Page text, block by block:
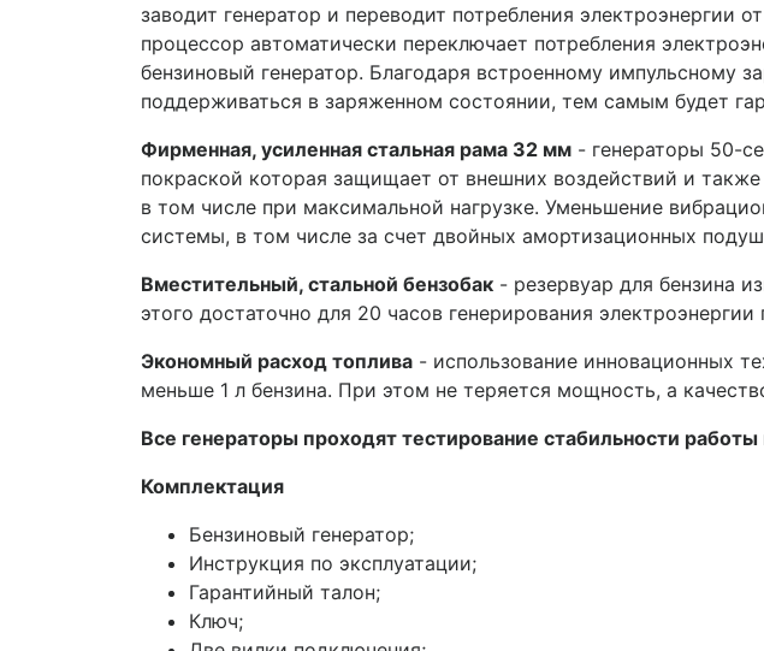
заводит генератор и переводит потребления электроэнергии
процессор автоматически переключает потребления
бензиновый генератор. Благодаря встроенному импульсному
поддерживаться в заряженном состоянии, тем самым будет
Фирменная, усиленная стальная рама 32 мм - генераторы 50-
покраской которая защищает от внешних воздействий и
в том числе при максимальной нагрузке. Уменьшение
системы, в том числе за счет двойных амортизационных
Вместительный, стальной бензобак - резервуар для бензина
этого достаточно для 20 часов генерирования электроэнергии
Экономный расход топлива - использование инновационных
меньше 1 л бензина. При этом не теряется мощность, а
Все генераторы проходят тестирование стабильности
Комплектация
Бензиновый генератор;
Инструкция по эксплуатации;
Гарантийный талон;
Ключ;